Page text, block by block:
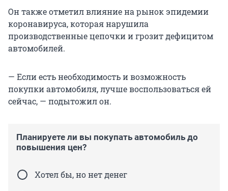
Он также отметил влияние на рынок эпидемии
коронавируса, которая нарушила
производственные цепочки и грозит дефицитом
автомобилей.
— Если есть необходимость и возможность
покупки автомобиля, лучше воспользоваться ей
сейчас, — подытожил он.
Планируете ли вы покупать автомобиль до
повышения цен?
Хотел бы, но нет денег